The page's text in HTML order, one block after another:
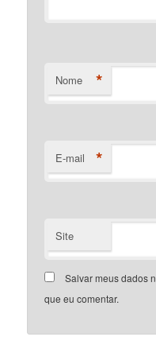
Nome *
E-mail *
Site
Salvar meus dados
que eu comentar.